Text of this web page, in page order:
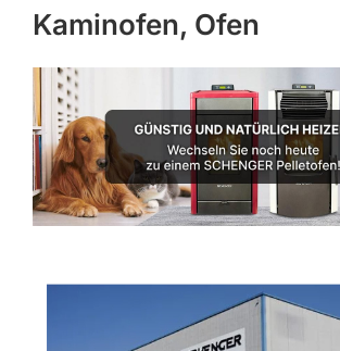
PROFIL
WARENKORB
PRODUCTS
SEARCH
Kaminofen, Ofen